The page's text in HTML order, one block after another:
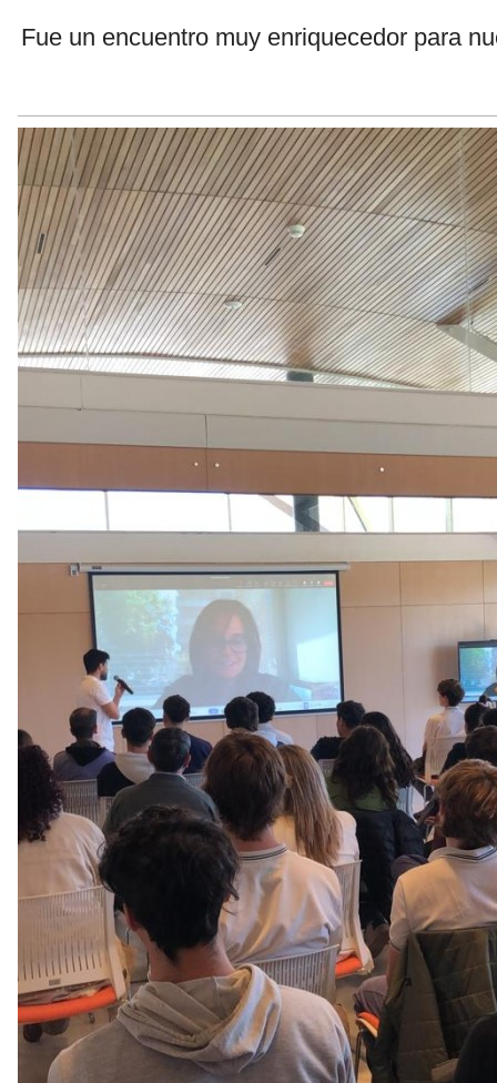
Fue un encuentro muy enriquecedor para